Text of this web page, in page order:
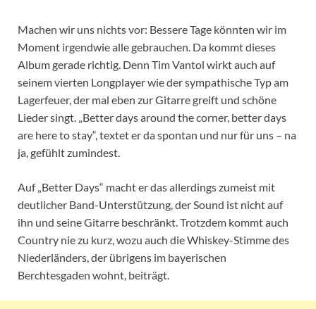
Machen wir uns nichts vor: Bessere Tage könnten wir im
Moment irgendwie alle gebrauchen. Da kommt dieses
Album gerade richtig. Denn Tim Vantol wirkt auch auf
seinem vierten Longplayer wie der sympathische Typ am
Lagerfeuer, der mal eben zur Gitarre greift und schöne
Lieder singt. „Better days around the corner, better days
are here to stay“, textet er da spontan und nur für uns – na
ja, gefühlt zumindest.
Auf „Better Days“ macht er das allerdings zumeist mit
deutlicher Band-Unterstützung, der Sound ist nicht auf
ihn und seine Gitarre beschränkt. Trotzdem kommt auch
Country nie zu kurz, wozu auch die Whiskey-Stimme des
Niederländers, der übrigens im bayerischen
Berchtesgaden wohnt, beiträgt.